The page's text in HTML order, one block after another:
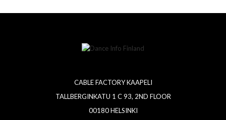
CABLE FACTORY KAAPELI
TALLBERGINKATU 1 C 93, 2ND FLOOR
00180 HELSINKI